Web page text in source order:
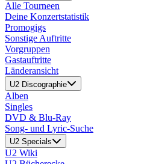
Alle Tourneen
Deine Konzertstatistik
Promogigs
Sonstige Auftritte
Vorgruppen
Gastauftritte
Länderansicht
U2 Discographie
Alben
Singles
DVD & Blu-Ray
Song- und Lyric-Suche
U2 Specials
U2 Wiki